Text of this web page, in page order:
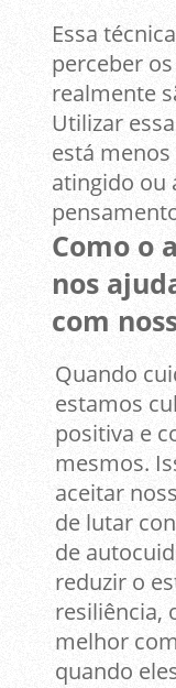
Essa
perceber
realmente
Utilizar
está
atingido ou
Como o
nos
com
Quando
estamos
positiva e
mesmos.
aceitar
de lutar
de
reduzir o
resiliência,
melhor
quando